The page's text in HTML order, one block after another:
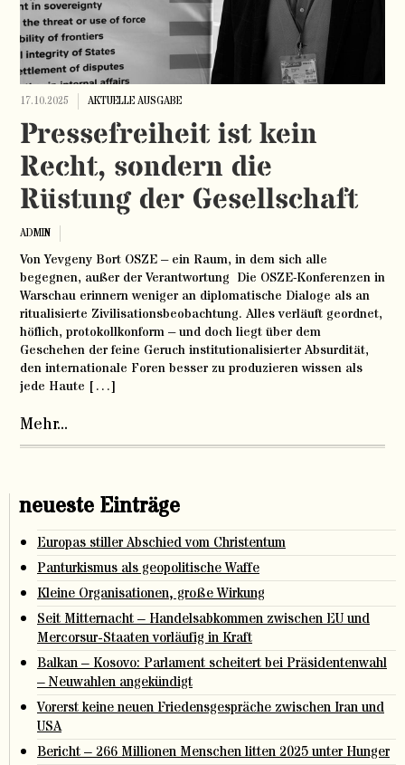
17.10.2025 AKTUELLE AUSGABE
Pressefreiheit ist kein
Recht, sondern die
Rüstung der Gesellschaft
ADMIN
Von Yevgeny Bort OSZE – ein Raum, in dem sich alle
begegnen, außer der Verantwortung Die OSZE-Konferenzen in
Warschau erinnern weniger an diplomatische Dialoge als an
ritualisierte Zivilisationsbeobachtung. Alles verläuft geordnet,
höflich, protokollkonform – und doch liegt über dem
Geschehen der feine Geruch institutionalisierter Absurdität,
den internationale Foren besser zu produzieren wissen als
jede Haute […]
Mehr...
neueste Einträge
Europas stiller Abschied vom Christentum
Panturkismus als geopolitische Waffe
Kleine Organisationen, große Wirkung
Seit Mitternacht – Handelsabkommen zwischen EU und
Mercorsur-Staaten vorläufig in Kraft
Balkan – Kosovo: Parlament scheitert bei Präsidentenwahl
– Neuwahlen angekündigt
Vorerst keine neuen Friedensgespräche zwischen Iran und
USA
Bericht – 266 Millionen Menschen litten 2025 unter Hunger